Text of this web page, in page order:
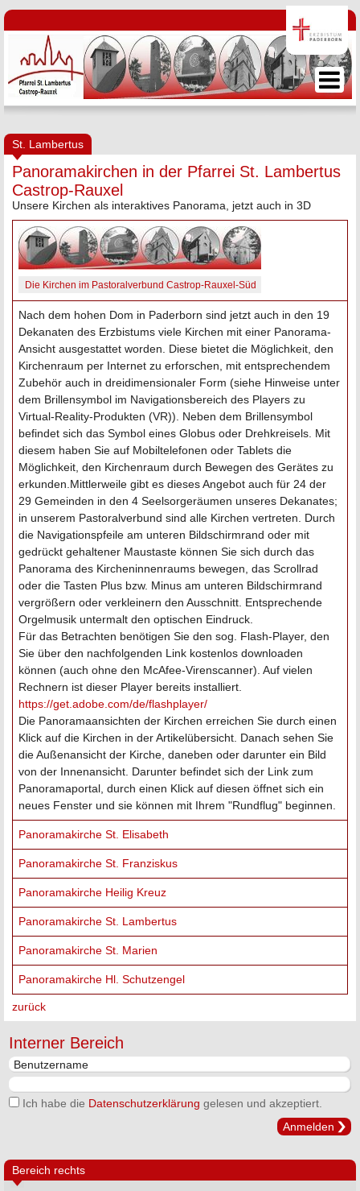
St. Lambertus
Panoramakirchen in der Pfarrei St. Lambertus
Castrop-Rauxel
Unsere Kirchen als interaktives Panorama, jetzt auch in 3D
Die Kirchen im Pastoralverbund Castrop-Rauxel-Süd
Nach dem hohen Dom in Paderborn sind jetzt auch in den 19
Dekanaten des Erzbistums viele Kirchen mit einer Panorama-
Ansicht ausgestattet worden. Diese bietet die Möglichkeit, den
Kirchenraum per Internet zu erforschen, mit entsprechendem
Zubehör auch in dreidimensionaler Form (siehe Hinweise unter
dem Brillensymbol im Navigationsbereich des Players zu
Virtual-Reality-Produkten (VR)). Neben dem Brillensymbol
befindet sich das Symbol eines Globus oder Drehkreisels. Mit
diesem haben Sie auf Mobiltelefonen oder Tablets die
Möglichkeit, den Kirchenraum durch Bewegen des Gerätes zu
erkunden.Mittlerweile gibt es dieses Angebot auch für 24 der
29 Gemeinden in den 4 Seelsorgeräumen unseres Dekanates;
in unserem Pastoralverbund sind alle Kirchen vertreten. Durch
die Navigationspfeile am unteren Bildschirmrand oder mit
gedrückt gehaltener Maustaste können Sie sich durch das
Panorama des Kircheninnenraums bewegen, das Scrollrad
oder die Tasten Plus bzw. Minus am unteren Bildschirmrand
vergrößern oder verkleinern den Ausschnitt. Entsprechende
Orgelmusik untermalt den optischen Eindruck.
Für das Betrachten benötigen Sie den sog. Flash-Player, den
Sie über den nachfolgenden Link kostenlos downloaden
können (auch ohne den McAfee-Virenscanner). Auf vielen
Rechnern ist dieser Player bereits installiert.
https://get.adobe.com/de/flashplayer/
Die Panoramaansichten der Kirchen erreichen Sie durch einen
Klick auf die Kirchen in der Artikelübersicht. Danach sehen Sie
die Außenansicht der Kirche, daneben oder darunter ein Bild
von der Innenansicht. Darunter befindet sich der Link zum
Panoramaportal, durch einen Klick auf diesen öffnet sich ein
neues Fenster und sie können mit Ihrem "Rundflug" beginnen.
Panoramakirche St. Elisabeth
Panoramakirche St. Franziskus
Panoramakirche Heilig Kreuz
Panoramakirche St. Lambertus
Panoramakirche St. Marien
Panoramakirche Hl. Schutzengel
zurück
Interner Bereich
Ich habe die Datenschutzerklärung gelesen und akzeptiert.
Anmelden
Bereich rechts